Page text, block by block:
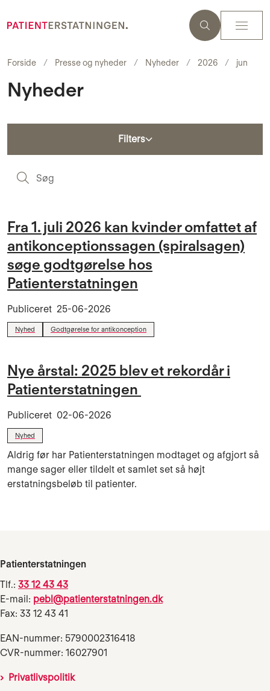
Forside Presse og nyheder Nyheder 2026 jun
Nyheder
Filters
Fra 1. juli 2026 kan kvinder omfattet af
antikonceptionssagen (spiralsagen)
søge godtgørelse hos
Patienterstatningen
Publiceret 25-06-2026
Nyhed Godtgørelse for antikonception
Nye årstal: 2025 blev et rekordår i
Patienterstatningen
Publiceret 02-06-2026
Nyhed
Aldrig før har Patienterstatningen modtaget og afgjort så
mange sager eller tildelt et samlet set så højt
erstatningsbeløb til patienter.
Patienterstatningen
Tlf.: 33 12 43 43
E-mail: pebl@patienterstatningen.dk
Fax: 33 12 43 41
EAN-nummer: 5790002316418
CVR-nummer: 16027901
Privatlivspolitik